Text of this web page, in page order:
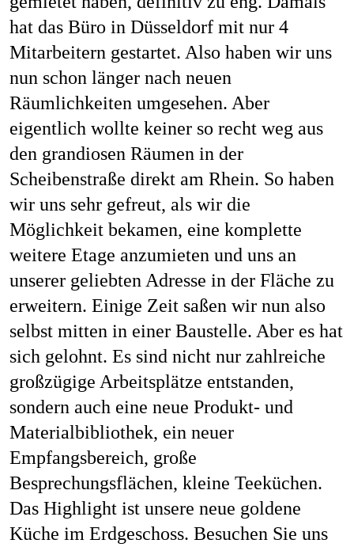
hat das Büro in Düsseldorf mit nur 4
Mitarbeitern gestartet. Also haben wir uns
nun schon länger nach neuen
Räumlichkeiten umgesehen. Aber
eigentlich wollte keiner so recht weg aus
den grandiosen Räumen in der
Scheibenstraße direkt am Rhein. So haben
wir uns sehr gefreut, als wir die
Möglichkeit bekamen, eine komplette
weitere Etage anzumieten und uns an
unserer geliebten Adresse in der Fläche zu
erweitern. Einige Zeit saßen wir nun also
selbst mitten in einer Baustelle. Aber es hat
sich gelohnt. Es sind nicht nur zahlreiche
großzügige Arbeitsplätze entstanden,
sondern auch eine neue Produkt- und
Materialbibliothek, ein neuer
Empfangsbereich, große
Besprechungsflächen, kleine Teeküchen.
Das Highlight ist unsere neue goldene
Küche im Erdgeschoss. Besuchen Sie uns